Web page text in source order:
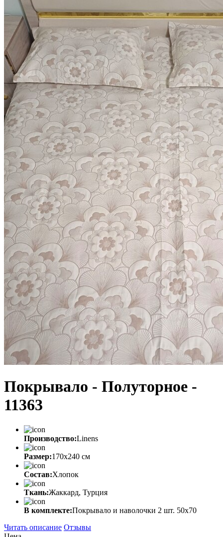
Покрывало - Полуторное -
11363
Производство:Linens
Размер:170х240 см
Состав:Хлопок
Ткань:Жаккард, Турция
В комплекте:Покрывало и наволочки 2 шт. 50х70
Читать описание Отзывы